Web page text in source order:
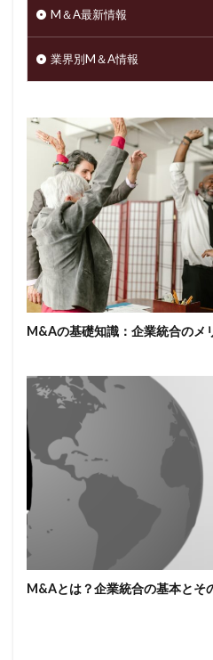
M＆A最新情報
業界別M＆A情報
M&Aの基礎知識：企業統合のメ
M&Aとは？企業統合の基本とそ